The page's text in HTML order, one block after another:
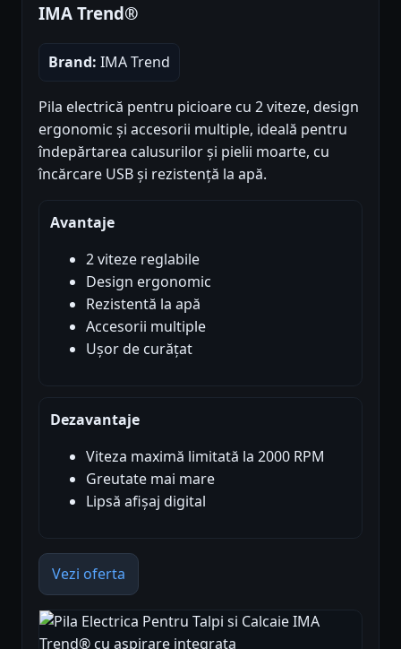
IMA Trend®
Brand: IMA Trend
Pila electrică pentru picioare cu 2 viteze, design
ergonomic și accesorii multiple, ideală pentru
îndepărtarea calusurilor și pielii moarte, cu
încărcare USB și rezistență la apă.
Avantaje
2 viteze reglabile
Design ergonomic
Rezistentă la apă
Accesorii multiple
Ușor de curățat
Dezavantaje
Viteza maximă limitată la 2000 RPM
Greutate mai mare
Lipsă afișaj digital
Vezi oferta